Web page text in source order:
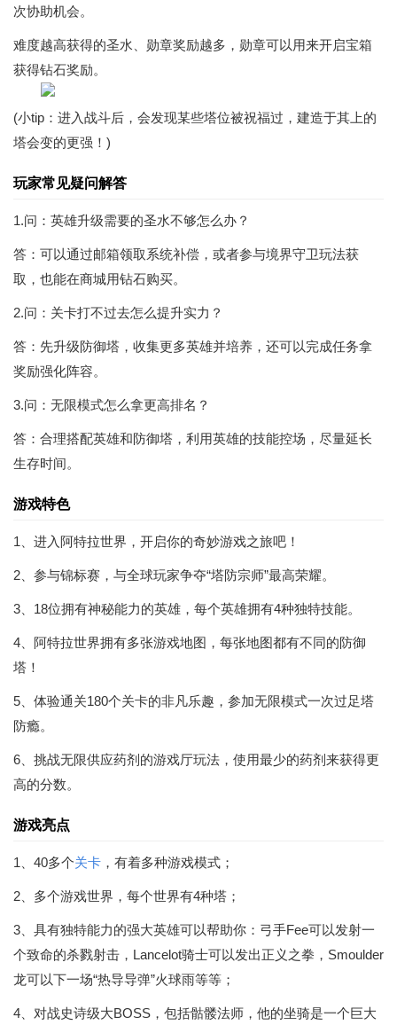
次协助机会。
难度越高获得的圣水、勋章奖励越多，勋章可以用来开启宝箱
获得钻石奖励。
(小tip：进入战斗后，会发现某些塔位被祝福过，建造于其上的
塔会变的更强！)
玩家常见疑问解答
1.问：英雄升级需要的圣水不够怎么办？
答：可以通过邮箱领取系统补偿，或者参与境界守卫玩法获
取，也能在商城用钻石购买。
2.问：关卡打不过去怎么提升实力？
答：先升级防御塔，收集更多英雄并培养，还可以完成任务拿
奖励强化阵容。
3.问：无限模式怎么拿更高排名？
答：合理搭配英雄和防御塔，利用英雄的技能控场，尽量延长
生存时间。
游戏特色
1、进入阿特拉世界，开启你的奇妙游戏之旅吧！
2、参与锦标赛，与全球玩家争夺“塔防宗师”最高荣耀。
3、18位拥有神秘能力的英雄，每个英雄拥有4种独特技能。
4、阿特拉世界拥有多张游戏地图，每张地图都有不同的防御
塔！
5、体验通关180个关卡的非凡乐趣，参加无限模式一次过足塔
防瘾。
6、挑战无限供应药剂的游戏厅玩法，使用最少的药剂来获得更
高的分数。
游戏亮点
1、40多个关卡 ，有着多种游戏模式；
2、多个游戏世界，每个世界有4种塔；
3、具有独特能力的强大英雄可以帮助你：弓手Fee可以发射一
个致命的杀戮射击，Lancelot骑士可以发出正义之拳，Smoulder
龙可以下一场“热导导弹”火球雨等等；
4、对战史诗级大BOSS，包括骷髅法师，他的坐骑是一个巨大